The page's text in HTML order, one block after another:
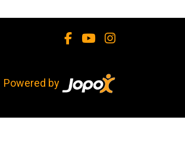
Powered by